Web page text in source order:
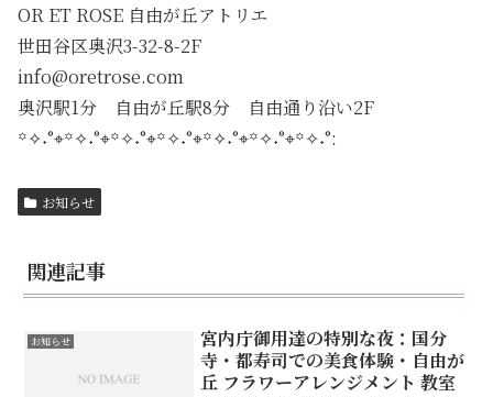
OR ET ROSE 自由が丘アトリエ
世田谷区奥沢3-32-8-2F
info@oretrose.com
奥沢駅1分 自由が丘駅8分 自由通り沿い2F
꙳✧˖°⌖꙳✧˖°⌖꙳✧˖°⌖꙳✧˖°⌖꙳✧˖°⌖꙳✧˖°⌖꙳✧˖°:
お知らせ
関連記事
お知らせ
宮内庁御用達の特別な夜：国分
寺・都寿司での美食体験・自由が
丘 フラワーアレンジメント 教室